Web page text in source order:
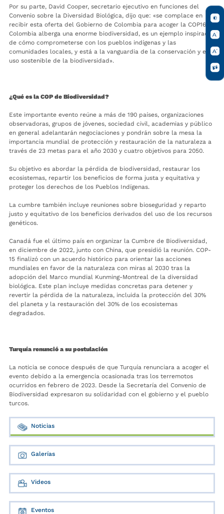
Por su parte, David Cooper, secretario ejecutivo en funciones del
Convenio sobre la Diversidad Biológica, dijo que: «se complace en
recibir esta oferta del Gobierno de Colombia para acoger la COP16.
Colombia alberga una enorme biodiversidad, es un ejemplo inspirador
de cómo comprometerse con los pueblos indígenas y las
comunidades locales, y está a la vanguardia de la conservación y el
uso sostenible de la biodiversidad».
¿Qué es la COP de Biodiversidad?
Este importante evento reúne a más de 190 países, organizaciones
observadoras, grupos de jóvenes, sociedad civil, academias y público
en general adelantarán negociaciones y pondrán sobre la mesa la
importancia mundial de protección y restauración de la naturaleza a
través de 23 metas para el año 2030 y cuatro objetivos para 2050.
Su objetivo es abordar la pérdida de biodiversidad, restaurar los
ecosistemas, repartir los beneficios de forma justa y equitativa y
proteger los derechos de los Pueblos Indígenas.
La cumbre también incluye reuniones sobre bioseguridad y reparto
justo y equitativo de los beneficios derivados del uso de los recursos
genéticos.
Canadá fue el último país en organizar la Cumbre de Biodiversidad,
en diciembre de 2022, junto con China, que presidió la reunión. COP-
15 finalizó con un acuerdo histórico para orientar las acciones
mundiales en favor de la naturaleza con miras al 2030 tras la
adopción del Marco mundial Kunming-Montreal de la diversidad
biológica. Este plan incluye medidas concretas para detener y
revertir la pérdida de la naturaleza, incluida la protección del 30%
del planeta y la restauración del 30% de los ecosistemas
degradados.
Turquía renunció a su postulación
La noticia se conoce después de que Turquía renunciara a acoger el
evento debido a la emergencia ocasionada tras los terremotos
ocurridos en febrero de 2023. Desde la Secretaría del Convenio de
Biodiversidad expresaron su solidaridad con el gobierno y el pueblo
turcos.
Noticias
Galerías
Videos
Eventos